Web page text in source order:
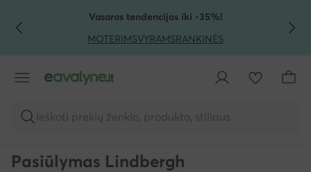
PEREITI PRIE PAGRINDINIO TURINIO
PEREITI Į PAIEŠKĄVasaros tendencijos iki -35%!
MOTERIMSVYRAMSRANKINĖS
Ieškoti prekių ženklo, produkto, stiliaus
Pasiūlymas Lindbergh